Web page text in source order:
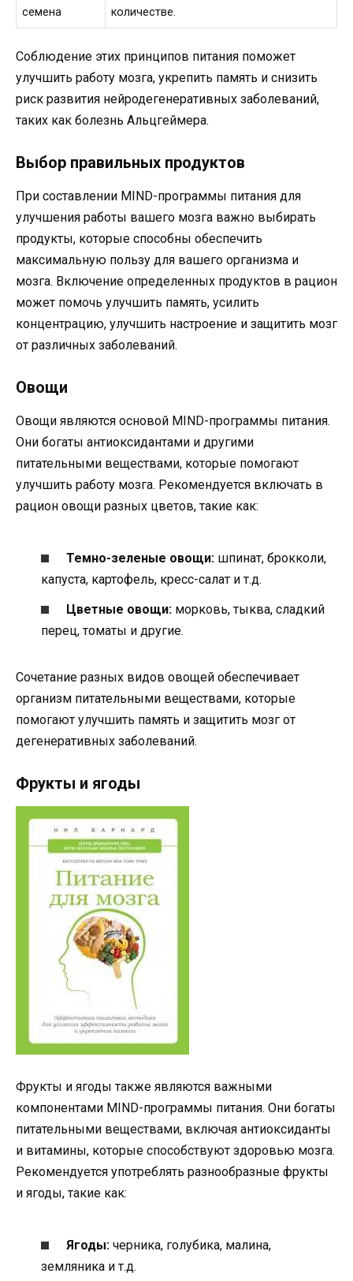
семена
количестве.
Соблюдение этих принципов питания поможет
улучшить работу мозга, укрепить память и снизить
риск развития нейродегенеративных заболеваний,
таких как болезнь Альцгеймера.
Выбор правильных продуктов
При составлении MIND-программы питания для
улучшения работы вашего мозга важно выбирать
продукты, которые способны обеспечить
максимальную пользу для вашего организма и
мозга. Включение определенных продуктов в рацион
может помочь улучшить память, усилить
концентрацию, улучшить настроение и защитить мозг
от различных заболеваний.
Овощи
Овощи являются основой MIND-программы питания.
Они богаты антиоксидантами и другими
питательными веществами, которые помогают
улучшить работу мозга. Рекомендуется включать в
рацион овощи разных цветов, такие как:
Темно-зеленые овощи: шпинат, брокколи,
капуста, картофель, кресс-салат и т.д.
Цветные овощи: морковь, тыква, сладкий
перец, томаты и другие.
Сочетание разных видов овощей обеспечивает
организм питательными веществами, которые
помогают улучшить память и защитить мозг от
дегенеративных заболеваний.
Фрукты и ягоды
Фрукты и ягоды также являются важными
компонентами MIND-программы питания. Они богаты
питательными веществами, включая антиоксиданты
и витамины, которые способствуют здоровью мозга.
Рекомендуется употреблять разнообразные фрукты
и ягоды, такие как:
Ягоды: черника, голубика, малина,
земляника и т.д.